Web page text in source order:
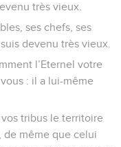
très vieux.
ses chefs, ses
devenu très vieux.
l’Eternel votre
: il a lui-même
tribus le territoire
de même que celui